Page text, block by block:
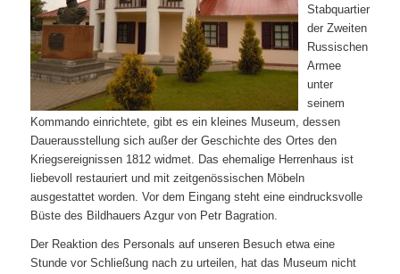
Stabquartier
der Zweiten
Russischen
Armee
unter
seinem
Kommando einrichtete, gibt es ein kleines Museum, dessen
Dauerausstellung sich außer der Geschichte des Ortes den
Kriegsereignissen 1812 widmet. Das ehemalige Herrenhaus ist
liebevoll restauriert und mit zeitgenössischen Möbeln
ausgestattet worden. Vor dem Eingang steht eine eindrucksvolle
Büste des Bildhauers Azgur von Petr Bagration.
Der Reaktion des Personals auf unseren Besuch etwa eine
Stunde vor Schließung nach zu urteilen, hat das Museum nicht